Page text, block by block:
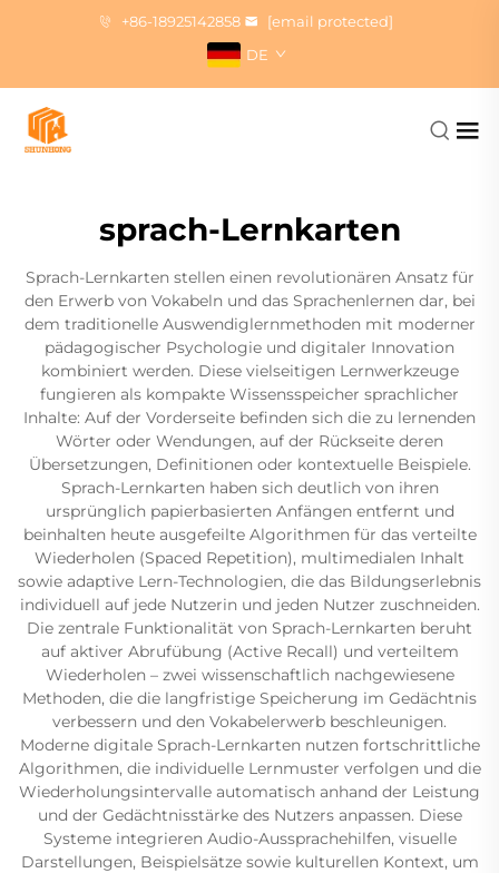
+86-18925142858
[email protected]
DE
sprach-Lernkarten
Sprach-Lernkarten stellen einen revolutionären Ansatz für
den Erwerb von Vokabeln und das Sprachenlernen dar, bei
dem traditionelle Auswendiglernmethoden mit moderner
pädagogischer Psychologie und digitaler Innovation
kombiniert werden. Diese vielseitigen Lernwerkzeuge
fungieren als kompakte Wissensspeicher sprachlicher
Inhalte: Auf der Vorderseite befinden sich die zu lernenden
Wörter oder Wendungen, auf der Rückseite deren
Übersetzungen, Definitionen oder kontextuelle Beispiele.
Sprach-Lernkarten haben sich deutlich von ihren
ursprünglich papierbasierten Anfängen entfernt und
beinhalten heute ausgefeilte Algorithmen für das verteilte
Wiederholen (Spaced Repetition), multimedialen Inhalt
sowie adaptive Lern-Technologien, die das Bildungserlebnis
individuell auf jede Nutzerin und jeden Nutzer zuschneiden.
Die zentrale Funktionalität von Sprach-Lernkarten beruht
auf aktiver Abrufübung (Active Recall) und verteiltem
Wiederholen – zwei wissenschaftlich nachgewiesene
Methoden, die die langfristige Speicherung im Gedächtnis
verbessern und den Vokabelerwerb beschleunigen.
Moderne digitale Sprach-Lernkarten nutzen fortschrittliche
Algorithmen, die individuelle Lernmuster verfolgen und die
Wiederholungsintervalle automatisch anhand der Leistung
und der Gedächtnisstärke des Nutzers anpassen. Diese
Systeme integrieren Audio-Aussprachehilfen, visuelle
Darstellungen, Beispielsätze sowie kulturellen Kontext, um